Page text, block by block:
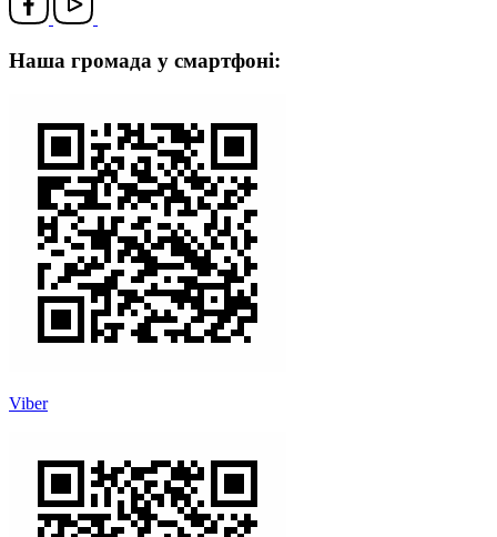
Наша громада у смартфоні:
Viber